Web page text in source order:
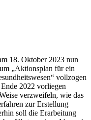
18. Oktober 2023 nun
„Aktionsplan für ein
vollzogen
2022 vorliegen
verzweifeln, wie das
zur Erstellung
soll die Erarbeitung